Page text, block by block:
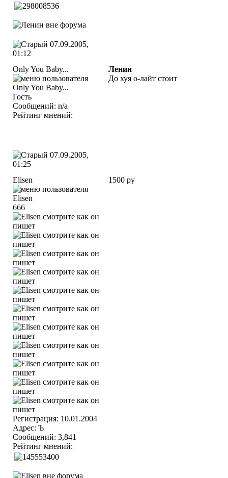
07.09.2005,
01:12
Only You Baby...
Гость
Сообщений: n/a
Рейтинг мнений:
Ленин
До хуя о-лайт стоит
07.09.2005,
01:25
Elisen
666
Регистрация: 10.01.2004
Адрес: Ъ
Сообщений: 3,841
Рейтинг мнений:
1500 ру